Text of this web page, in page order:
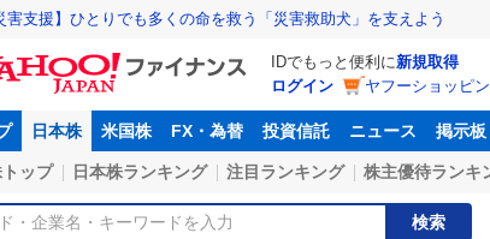
害支援】ひとりでも多くの命を救う「災害救助犬」を支えよう
IDでもっと便利に新規取得
ログイン
ヤフーショッピ
日本株 米国株 FX・為替 投資信託 ニュース 掲示板
トップ 日本株ランキング 注目ランキング 株主優待ランキ
検索